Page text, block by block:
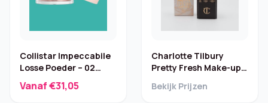
Collistar Impeccabile
Losse Poeder – 02
Luminous, 10 g
Vanaf €31,05
Charlotte Tilbury
Pretty Fresh Make-up
Bekijk Prijzen